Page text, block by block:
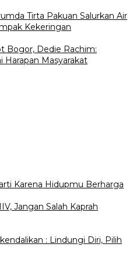
Tirta Pakuan Salurkan Air
Kekeringan
Bogor, Dedie Rachim:
Harapan Masyarakat
Karena Hidupmu Berharga
Jangan Salah Kaprah
: Lindungi Diri, Pilih